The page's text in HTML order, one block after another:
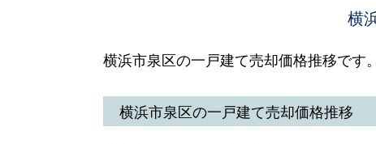
立場
和泉中央北
2,000万円 立場
和泉中央北
900万円 立場
和泉中央南
5,800万円 いず
横
横浜市泉区の一戸建て売却価格推移です。
横浜市泉区の一戸建て売却価格推移